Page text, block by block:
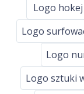
Logo hokej
Logo
Logo
Logo sztuki